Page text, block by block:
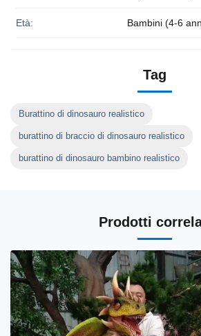
Età: Bambini (4-6
Tag
Burattino di dinosauro realistico
burattino di braccio di dinosauro realistico
burattino di dinosauro bambino realistico
Prodotti